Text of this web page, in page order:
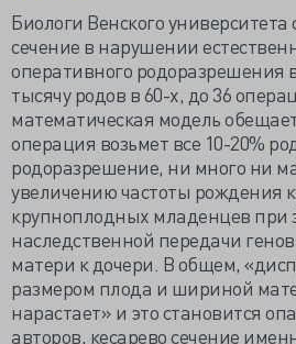
Биологи Венского
сечение в нарушении
оперативного родоразрешения
тысячу родов в 60-х, до 36
математическая модель
операция возьмет все 10-20%
родоразрешение, ни много ни
увеличению частоты рождения
крупноплодных младенцев при
наследственной передачи генов
матери к дочери. В общем,
размером плода и шириной
нарастает» и это становится
авторов, кесарево сечение